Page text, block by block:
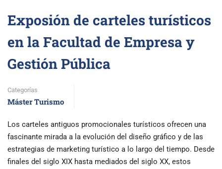
Exposión de carteles turísticos
en la Facultad de Empresa y
Gestión Pública
Categorías
Máster Turismo
Los carteles antiguos promocionales turísticos ofrecen una
fascinante mirada a la evolución del diseño gráfico y de las
estrategias de marketing turístico a lo largo del tiempo. Desde
finales del siglo XIX hasta mediados del siglo XX, estos